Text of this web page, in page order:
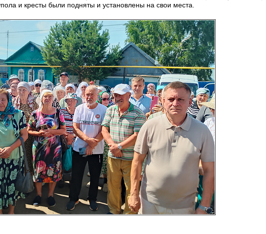
и кресты были подняты и установлены на свои места.